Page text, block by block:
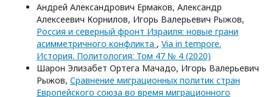
Андрей Александрович Ермаков, Александр
Алексеевич Корнилов, Игорь Валерьевич Рыжов,
Россия и северный фронт Израиля: новые грани
асимметричного конфликта , Via in tempore.
История. Политология: Том 47 № 4 (2020)
Шарон Элизабет Ортега Мачадо, Игорь Валерьевич
Рыжов, Сравнение миграционных политик стран
Европейского союза во время миграционного